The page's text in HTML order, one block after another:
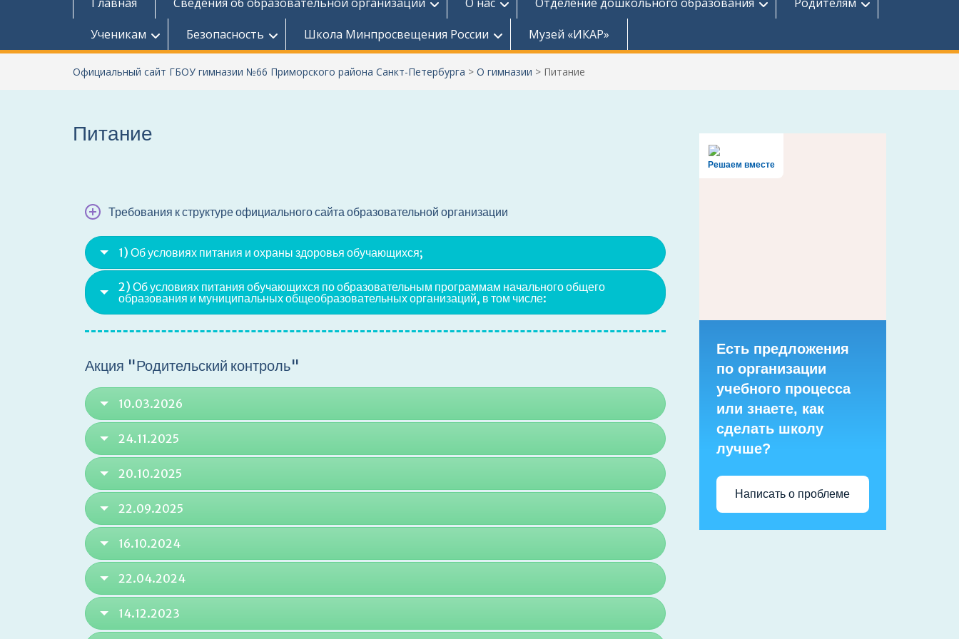
Ученикам
Безопасность Школа Минпросвещения России Музей «ИКАР»
Официальный сайт ГБОУ гимназии №66 Приморского района Санкт-Петербурга > О гимназии > Питание
Питание
Требования к структуре официального сайта образовательной организации
1) Об условиях питания и охраны здоровья обучающихся;
2) Об условиях питания обучающихся по образовательным программам начального общего
образования и муниципальных общеобразовательных организаций, в том числе:
Акция "Родительский контроль"
10.03.2026
24.11.2025
20.10.2025
22.09.2025
16.10.2024
22.04.2024
14.12.2023
Решаем вместе
Есть предложения
по организации
учебного процесса
или знаете, как
сделать школу
лучше?
Написать о проблеме